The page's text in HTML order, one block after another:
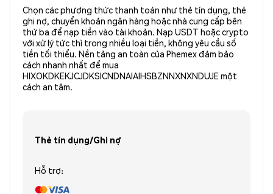
Chọn các phương thức thanh toán như thẻ tín dụng, thẻ
ghi nợ, chuyển khoản ngân hàng hoặc nhà cung cấp bên
thứ ba để nạp tiền vào tài khoản. Nạp USDT hoặc crypto
với xử lý tức thì trong nhiều loại tiền, không yêu cầu số
tiền tối thiểu. Nền tảng an toàn của Phemex đảm bảo
cách nhanh nhất để mua
HIXOKDKEKJCJDKSICNDNAIAIHSBZNNXNXNDUJE một
cách an tâm.
Thẻ tín dụng/Ghi nợ
Hỗ trợ: